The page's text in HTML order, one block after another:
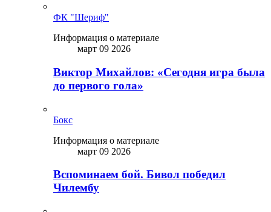
ФК "Шериф"
Информация о материале
март 09 2026
Виктор Михайлов: «Сегодня игра была
до первого гола»
Бокс
Информация о материале
март 09 2026
Вспоминаем бой. Бивол победил
Чилембу